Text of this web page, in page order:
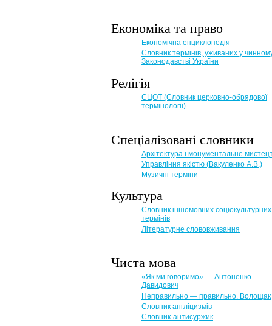
Економіка та право
Eкономічна енциклопедія
Словник термінів, уживаних у
Законодавстві України
Релігія
СЦОТ (Словник церковно-обрядової
термінології)
Спеціалізовані словники
Архітектура і монументальне
Управління якістю (Вакуленко А.В.)
Музичні терміни
Культура
Словник іншомовних соціокультурних
термінів
Літературне слововживання
Чиста мова
«Як ми говоримо» — Антоненко-
Давидович
Неправильно — правильно. Волощак
Словник англіцизмів
Словник-антисуржик